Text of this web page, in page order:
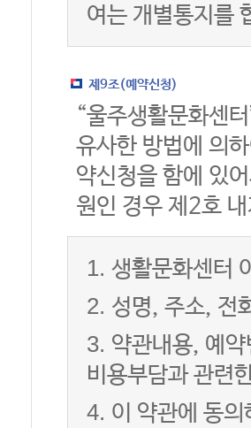
여는 개별통지를
제9조(예약신청)
“울주생활문화센
유사한 방법에 의
약신청을 함에 있
원인 경우 제2호
1. 생활문화센터
2. 성명, 주소, 전
3. 약관내용, 예
비용부담과 관련
4. 이 약관에 동